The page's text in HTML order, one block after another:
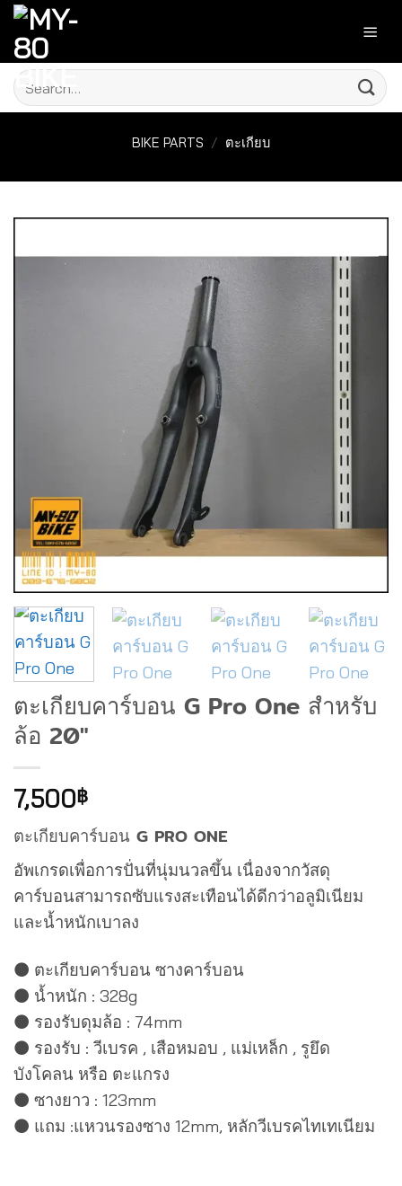
Skip
content
Search
for:
BIKE PARTS / ตะเกียบ
ตะเกียบคาร์บอน G Pro One สำหรับ
ล้อ 20″
7,500฿
ตะเกียบคาร์บอน G PRO ONE
อัพเกรดเพื่อการปั่นที่นุ่มนวลขึ้น เนื่องจากวัสดุ
คาร์บอนสามารถซับแรงสะเทือนได้ดีกว่าอลูมิเนียม
และน้ำหนักเบาลง
⚫ ตะเกียบคาร์บอน ซางคาร์บอน
⚫ น้ำหนัก : 328g
⚫ รองรับดุมล้อ : 74mm
⚫ รองรับ : วีเบรค , เสือหมอบ , แม่เหล็ก , รูยึด
บังโคลน หรือ ตะแกรง
⚫ ซางยาว : 123mm
⚫ แถม :แหวนรองซาง 12mm, หลักวีเบรคไทเทเนียม